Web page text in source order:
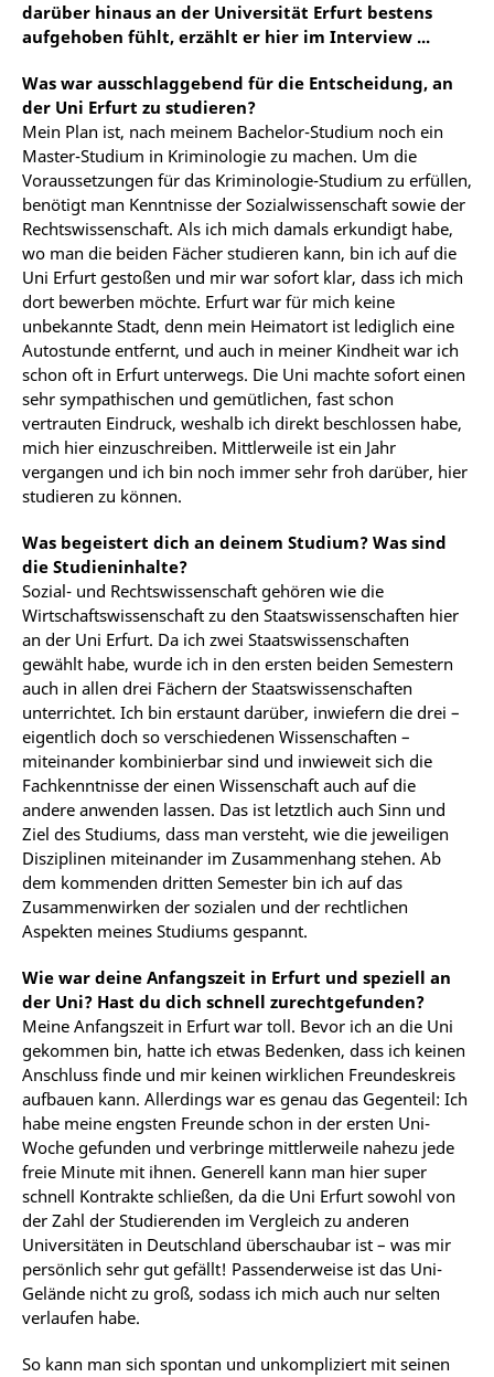
darüber hinaus an der Universität Erfurt bestens
aufgehoben fühlt, erzählt er hier im Interview ...
Was war ausschlaggebend für die Entscheidung, an
der Uni Erfurt zu studieren?
Mein Plan ist, nach meinem Bachelor-Studium noch ein
Master-Studium in Kriminologie zu machen. Um die
Voraussetzungen für das Kriminologie-Studium zu erfüllen,
benötigt man Kenntnisse der Sozialwissenschaft sowie der
Rechtswissenschaft. Als ich mich damals erkundigt habe,
wo man die beiden Fächer studieren kann, bin ich auf die
Uni Erfurt gestoßen und mir war sofort klar, dass ich mich
dort bewerben möchte. Erfurt war für mich keine
unbekannte Stadt, denn mein Heimatort ist lediglich eine
Autostunde entfernt, und auch in meiner Kindheit war ich
schon oft in Erfurt unterwegs. Die Uni machte sofort einen
sehr sympathischen und gemütlichen, fast schon
vertrauten Eindruck, weshalb ich direkt beschlossen habe,
mich hier einzuschreiben. Mittlerweile ist ein Jahr
vergangen und ich bin noch immer sehr froh darüber, hier
studieren zu können.
Was begeistert dich an deinem Studium? Was sind
die Studieninhalte?
Sozial- und Rechtswissenschaft gehören wie die
Wirtschaftswissenschaft zu den Staatswissenschaften hier
an der Uni Erfurt. Da ich zwei Staatswissenschaften
gewählt habe, wurde ich in den ersten beiden Semestern
auch in allen drei Fächern der Staatswissenschaften
unterrichtet. Ich bin erstaunt darüber, inwiefern die drei –
eigentlich doch so verschiedenen Wissenschaften –
miteinander kombinierbar sind und inwieweit sich die
Fachkenntnisse der einen Wissenschaft auch auf die
andere anwenden lassen. Das ist letztlich auch Sinn und
Ziel des Studiums, dass man versteht, wie die jeweiligen
Disziplinen miteinander im Zusammenhang stehen. Ab
dem kommenden dritten Semester bin ich auf das
Zusammenwirken der sozialen und der rechtlichen
Aspekten meines Studiums gespannt.
Wie war deine Anfangszeit in Erfurt und speziell an
der Uni? Hast du dich schnell zurechtgefunden?
Meine Anfangszeit in Erfurt war toll. Bevor ich an die Uni
gekommen bin, hatte ich etwas Bedenken, dass ich keinen
Anschluss finde und mir keinen wirklichen Freundeskreis
aufbauen kann. Allerdings war es genau das Gegenteil: Ich
habe meine engsten Freunde schon in der ersten Uni-
Woche gefunden und verbringe mittlerweile nahezu jede
freie Minute mit ihnen. Generell kann man hier super
schnell Kontrakte schließen, da die Uni Erfurt sowohl von
der Zahl der Studierenden im Vergleich zu anderen
Universitäten in Deutschland überschaubar ist – was mir
persönlich sehr gut gefällt! Passenderweise ist das Uni-
Gelände nicht zu groß, sodass ich mich auch nur selten
verlaufen habe.
So kann man sich spontan und unkompliziert mit seinen